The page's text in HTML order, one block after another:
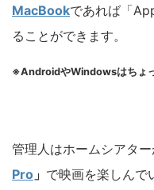
MacBookであれば「
ることができます。
※AndroidやWindowsはちょ
管理人はホームシアタ
Pro 」 で映画を楽しんで